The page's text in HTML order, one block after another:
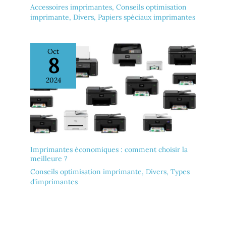
Accessoires imprimantes, Conseils optimisation
imprimante, Divers, Papiers spéciaux imprimantes
Oct
8
2024
Imprimantes économiques : comment choisir la
meilleure ?
Conseils optimisation imprimante, Divers, Types
d'imprimantes